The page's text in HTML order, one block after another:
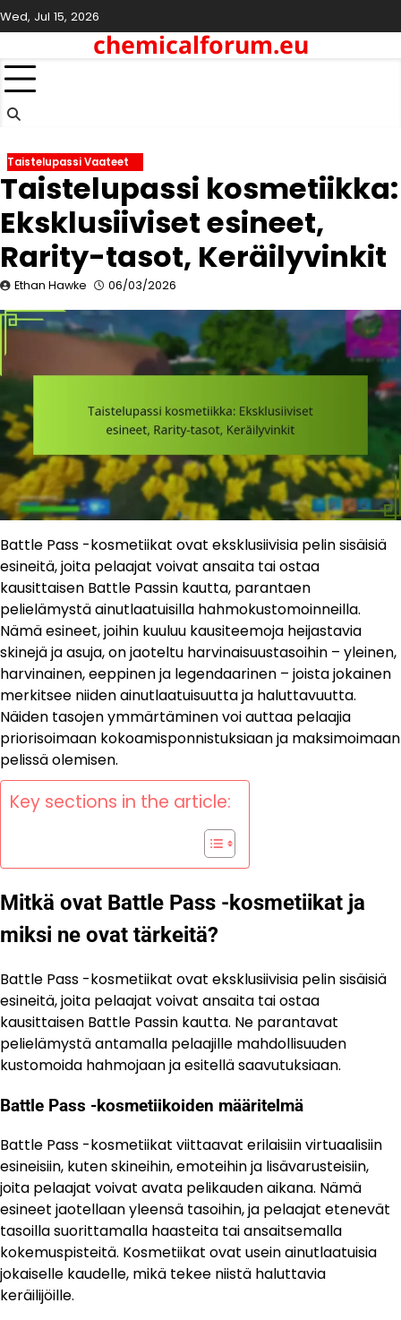
Skip
to
Wed, Jul 15, 2026
chemicalforum.eu
Taistelupassi Vaateet
Taistelupassi kosmetiikka:
Eksklusiiviset esineet,
Rarity-tasot, Keräilyvinkit
Ethan Hawke 06/03/2026
Battle Pass -kosmetiikat ovat eksklusiivisia pelin sisäisiä
esineitä, joita pelaajat voivat ansaita tai ostaa
kausittaisen Battle Passin kautta, parantaen
pelielämystä ainutlaatuisilla hahmokustomoinneilla.
Nämä esineet, joihin kuuluu kausiteemoja heijastavia
skinejä ja asuja, on jaoteltu harvinaisuustasoihin – yleinen,
harvinainen, eeppinen ja legendaarinen – joista jokainen
merkitsee niiden ainutlaatuisuutta ja haluttavuutta.
Näiden tasojen ymmärtäminen voi auttaa pelaajia
priorisoimaan kokoamisponnistuksiaan ja maksimoimaan
pelissä olemisen.
Key sections in the article:
Mitkä ovat Battle Pass -kosmetiikat ja
miksi ne ovat tärkeitä?
Battle Pass -kosmetiikat ovat eksklusiivisia pelin sisäisiä
esineitä, joita pelaajat voivat ansaita tai ostaa
kausittaisen Battle Passin kautta. Ne parantavat
pelielämystä antamalla pelaajille mahdollisuuden
kustomoida hahmojaan ja esitellä saavutuksiaan.
Battle Pass -kosmetiikoiden määritelmä
Battle Pass -kosmetiikat viittaavat erilaisiin virtuaalisiin
esineisiin, kuten skineihin, emoteihin ja lisävarusteisiin,
joita pelaajat voivat avata pelikauden aikana. Nämä
esineet jaotellaan yleensä tasoihin, ja pelaajat etenevät
tasoilla suorittamalla haasteita tai ansaitsemalla
kokemuspisteitä. Kosmetiikat ovat usein ainutlaatuisia
jokaiselle kaudelle, mikä tekee niistä haluttavia
keräilijöille.